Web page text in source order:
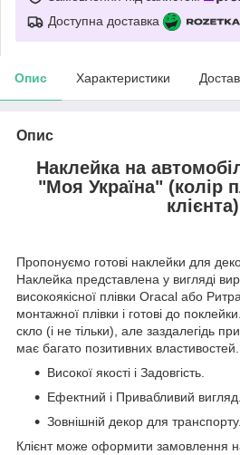
Доступна доставка
Опис Характеристики
Опис
Наклейка на
"Моя Україна" (колір
клієнта)
Пропонуємо готові наклейки для
Наклейка представлена у вигляді
високоякісної плівки Oracal або
монтажної плівки і готові до
скло (і не тільки), але заздалегідь
має багато позитивних
Високої якості і Задовгість.
Ефектний і Привабливий вигляд.
Зовнішній декор для транспорту.
Клієнт може оформити замовлення